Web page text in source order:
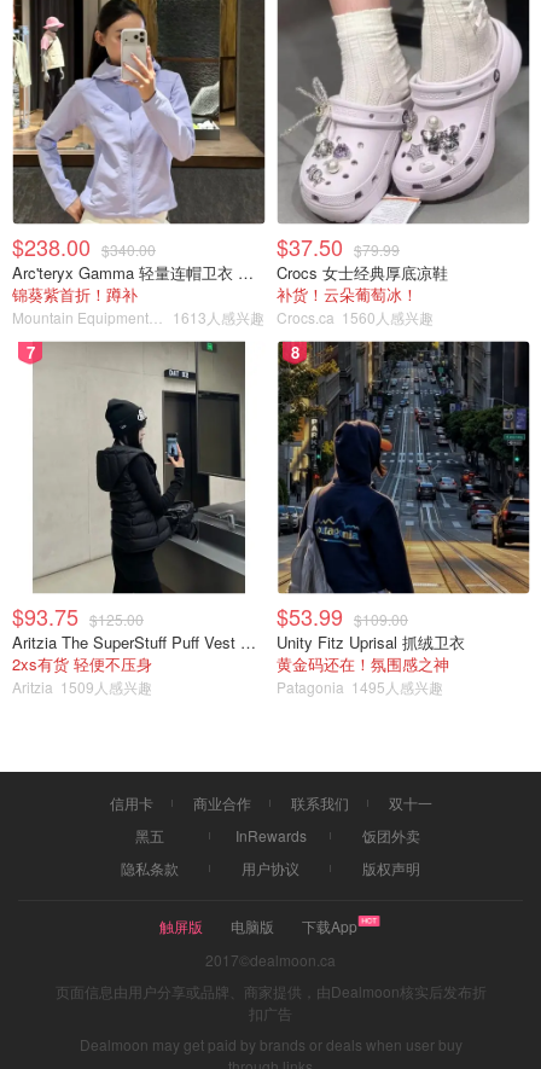
$238.00 $340.00
Arc'teryx Gamma 轻量连帽卫衣 女款
锦葵紫首折！蹲补
1613人感兴趣
$37.50 $79.99
Crocs 女士经典厚底凉鞋
补货！云朵葡萄冰！
Crocs.ca 1560人感兴趣
7
$93.75 $125.00
Aritzia The SuperStuff Puff Vest 轻盈亮面马甲
2xs有货 轻便不压身
Aritzia 1509人感兴趣
8
$53.99 $109.00
Unity Fitz Uprisal 抓绒卫衣
黄金码还在！氛围感之神
Patagonia 1495人感兴趣
信用卡 商业合作 联系我们
双十一
黑五
InRewards
饭团外卖
隐私条款
用户协议 版权声明
触屏版 电脑版
下载App
2017©dealmoon.ca
页面信息由用户分享或品牌、商家提供，由Dealmoon核实后发布折
扣广告
Dealmoon may get paid by brands or deals when user buy